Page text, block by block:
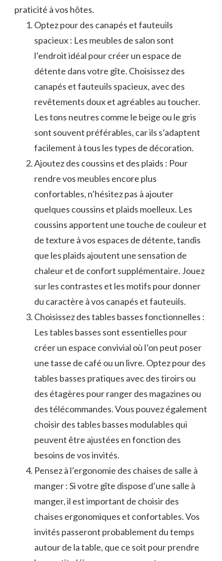
praticité à vos ⁤hôtes.
Optez pour des⁤ canapés et fauteuils
spacieux⁢ : Les meubles de salon sont
l’endroit idéal pour créer un espace de
‍détente ⁣dans votre⁣ gîte.⁢ Choisissez des
⁢canapés et fauteuils spacieux, avec​ des
revêtements⁢ doux et agréables au toucher. ​
Les tons neutres comme le beige ou le gris
sont‍ souvent préférables, car ils s’adaptent
facilement à tous les types de ​décoration.
Ajoutez des coussins et des plaids : Pour
rendre⁢ vos meubles encore plus
confortables,⁤ n’hésitez pas à ajouter⁤
quelques coussins et plaids moelleux.‌ Les
coussins apportent une ‍touche de ‌couleur et
de⁤ texture à vos ⁢espaces de détente, tandis
que les plaids⁢ ajoutent ‌une sensation de
chaleur​ et de confort supplémentaire. Jouez
sur les contrastes et les motifs pour donner
du caractère à vos‍ canapés et fauteuils.
Choisissez des tables basses⁢ fonctionnelles :
Les⁣ tables basses sont essentielles pour
créer un espace convivial où l’on peut poser
une‍ tasse⁤ de café⁢ ou un livre. Optez⁣ pour des
tables basses pratiques avec des tiroirs ou
des ‌étagères pour⁢ ranger des magazines ou
des télécommandes. Vous pouvez également
choisir des tables basses modulables qui
peuvent ‌être ajustées ⁤en fonction des
besoins ​de ‌vos ⁣invités.
Pensez à l’ergonomie des chaises ‌de ‌salle à
manger : Si votre gîte​ dispose d’une salle⁢ à
manger, il est​ important de choisir des‍
chaises ergonomiques⁢ et ⁣confortables. Vos
invités passeront probablement du temps
autour de la table, que ce soit pour prendre